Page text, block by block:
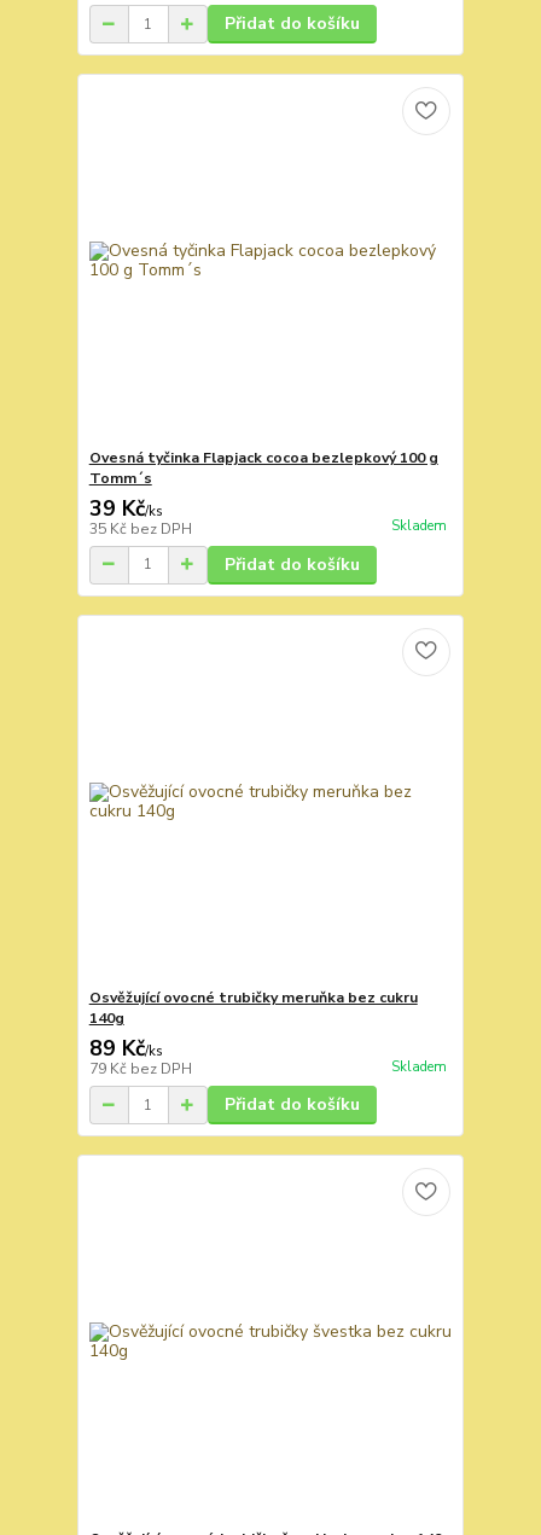
Přidat do košíku
Ovesná tyčinka Flapjack cocoa bezlepkový 100 g
Tomm´s
39 Kč/ks
35 Kč bez DPH Skladem
Přidat do košíku
Osvěžující ovocné trubičky meruňka bez cukru
140g
89 Kč/ks
79 Kč bez DPH Skladem
Přidat do košíku